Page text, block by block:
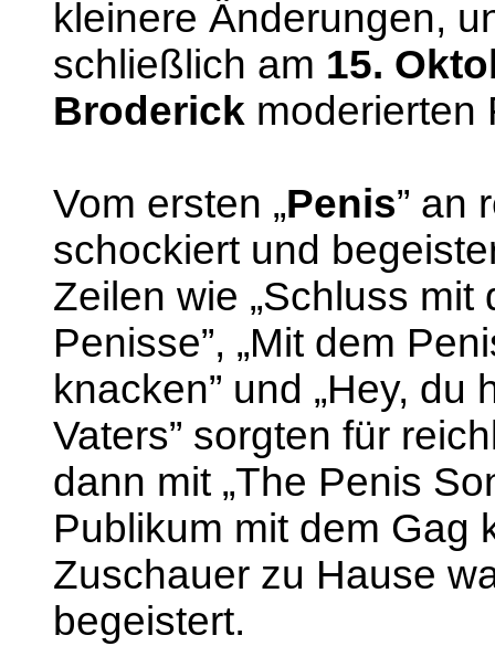
kleinere Änderungen,
schließlich am 15.
Broderick moderierten
Vom ersten „Penis” an
schockiert und
Zeilen wie „Schluss
Penisse”, „Mit dem
knacken” und „Hey,
Vaters” sorgten für
dann mit „The Penis
Publikum mit dem Gag
Zuschauer zu Hause
begeistert.